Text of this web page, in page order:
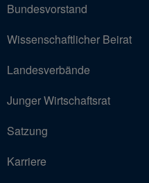
Bundesvorstand
Wissenschaftlicher Beirat
Landesverbände
Junger Wirtschaftsrat
Satzung
Karriere